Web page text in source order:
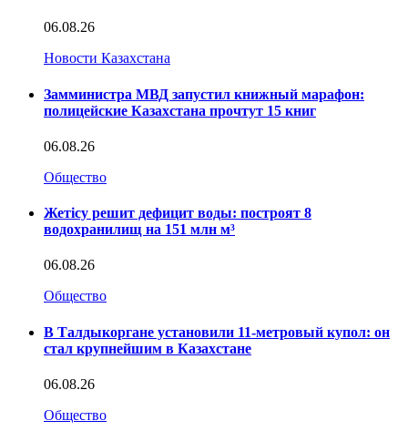
06.08.26
Новости Казахстана
Замминистра МВД запустил книжный марафон:
полицейские Казахстана прочтут 15 книг
06.08.26
Общество
Жетісу решит дефицит воды: построят 8
водохранилищ на 151 млн м³
06.08.26
Общество
В Талдыкоргане установили 11-метровый купол: он
стал крупнейшим в Казахстане
06.08.26
Общество